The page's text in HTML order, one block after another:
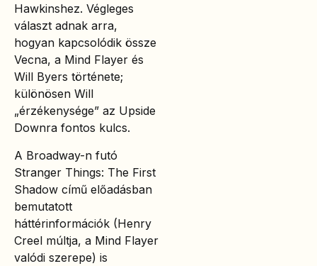
Hawkinshez. Végleges
választ adnak arra,
hogyan kapcsolódik össze
Vecna, a Mind Flayer és
Will Byers története;
különösen Will
„érzékenysége” az Upside
Downra fontos kulcs.
A Broadway-n futó
Stranger Things: The First
Shadow című előadásban
bemutatott
háttérinformációk (Henry
Creel múltja, a Mind Flayer
valódi szerepe) is